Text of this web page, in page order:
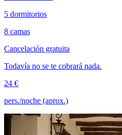
5 dormitorios
8 camas
Cancelación gratuita
Todavía no se te cobrará nada.
24 €
pers./noche (aprox.)